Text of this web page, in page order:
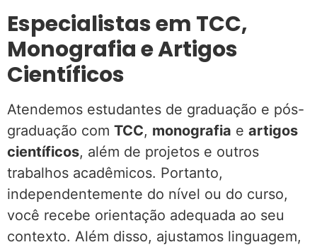
Especialistas em TCC,
Monografia e Artigos
Científicos
Atendemos estudantes de graduação e pós-
graduação com TCC, monografia e artigos
científicos, além de projetos e outros
trabalhos acadêmicos. Portanto,
independentemente do nível ou do curso,
você recebe orientação adequada ao seu
contexto. Além disso, ajustamos linguagem,